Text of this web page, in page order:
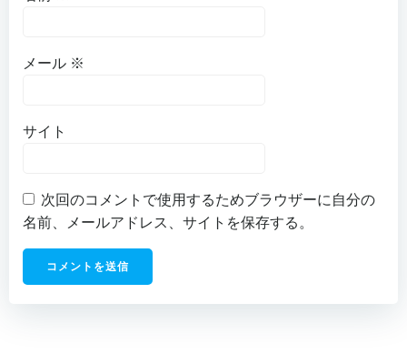
メール ※
サイト
次回のコメントで使用するためブラウザーに自分の
名前、メールアドレス、サイトを保存する。